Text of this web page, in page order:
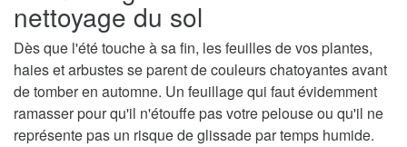
nettoyage du sol
Dès que l'été touche à sa fin, les feuilles de vos plantes,
haies et arbustes se parent de couleurs chatoyantes avant
de tomber en automne. Un feuillage qui faut évidemment
ramasser pour qu'il n'étouffe pas votre pelouse ou qu'il ne
représente pas un risque de glissade par temps humide.